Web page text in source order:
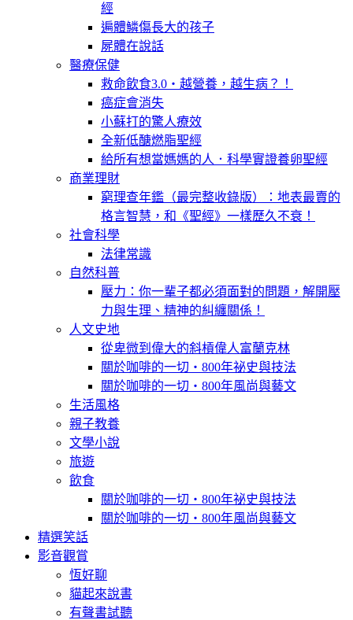
經
遍體鱗傷長大的孩子
屍體在說話
醫療保健
救命飲食3.0‧越營養，越生病？！
癌症會消失
小蘇打的驚人療效
全新低醣燃脂聖經
給所有想當媽媽的人．科學實證養卵聖經
商業理財
窮理查年鑑（最完整收錄版）：地表最賣的
格言智慧，和《聖經》一樣歷久不衰！
社會科學
法律常識
自然科普
壓力：你一輩子都必須面對的問題，解開壓
力與生理、精神的糾纏關係！
人文史地
從卑微到偉大的斜槓偉人富蘭克林
關於咖啡的一切‧800年祕史與技法
關於咖啡的一切‧800年風尚與藝文
生活風格
親子教養
文學小說
旅遊
飲食
關於咖啡的一切‧800年祕史與技法
關於咖啡的一切‧800年風尚與藝文
精選笑話
影音觀賞
恆好聊
貓起來說書
有聲書試聽